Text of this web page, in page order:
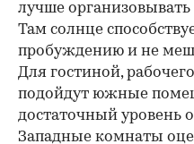
лучше
Там солнце
пробуждению и не
Для гостиной,
подойдут южные
достаточный уровень
Западные комнаты